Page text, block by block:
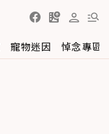
寵物迷因 悼念專區